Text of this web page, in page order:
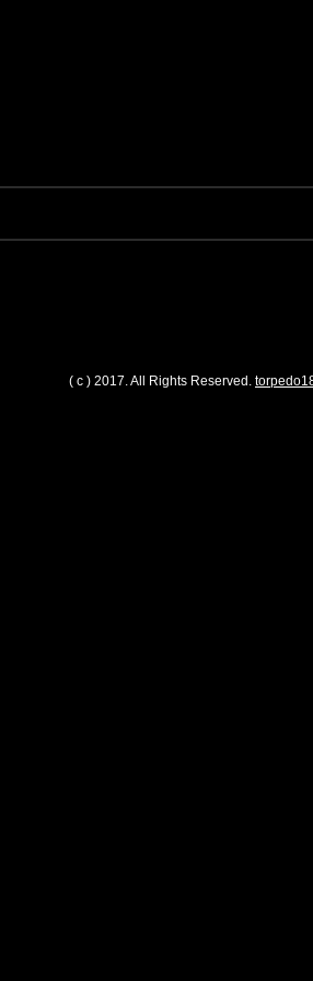
( c ) 2017. All Rights Reserved.